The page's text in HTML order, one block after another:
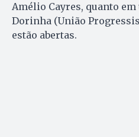
Amélio Cayres, quanto
Dorinha (União
estão abertas.